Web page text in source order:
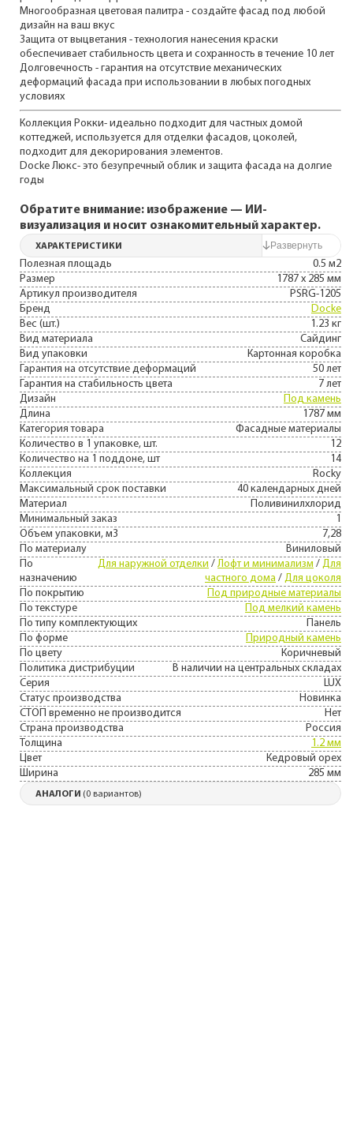
Многообразная цветовая палитра - создайте фасад под любой
дизайн на ваш вкус
Защита от выцветания - технология нанесения краски
обеспечивает стабильность цвета и сохранность в течение 10 лет
Долговечность - гарантия на отсутствие механических
деформаций фасада при использовании в любых погодных
условиях
Коллекция Рокки- идеально подходит для частных домой
коттеджей, используется для отделки фасадов, цоколей,
подходит для декорирования элементов.
Docke Люкс- это безупречный облик и защита фасада на долгие
годы
Обратите внимание: изображение — ИИ-
визуализация и носит ознакомительный характер.
ХАРАКТЕРИСТИКИ
Полезная площадь
0.5 м2
Размер
1787 x 285 мм
Артикул производителя
PSRG-1205
Бренд
Docke
Вес (шт.)
1.23 кг
Вид материала
Сайдинг
Вид упаковки
Картонная коробка
Гарантия на отсутствие деформаций
50 лет
Гарантия на стабильность цвета
7 лет
Дизайн
Под камень
Длина
1787 мм
Категория товара
Фасадные материалы
Количество в 1 упаковке, шт.
12
Количество на 1 поддоне, шт
14
Коллекция
Rocky
Максимальный срок поставки
40 календарных дней
Материал
Поливинилхлорид
Минимальный заказ
1
Объем упаковки, м3
7,28
По материалу
Виниловый
По
назначению
Для наружной отделки / Лофт и минимализм / Для
частного дома / Для цоколя
По покрытию
Под природные материалы
По текстуре
Под мелкий камень
По типу комплектующих
Панель
По форме
Природный камень
По цвету
Коричневый
Политика дистрибуции
В наличии на центральных складах
Серия
LUX
Статус производства
Новинка
СТОП временно не производится
Нет
Страна производства
Россия
Толщина
1.2 мм
Цвет
Кедровый орех
Ширина
285 мм
АНАЛОГИ (0 вариантов)